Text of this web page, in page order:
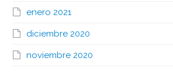
enero 2021
diciembre 2020
noviembre 2020